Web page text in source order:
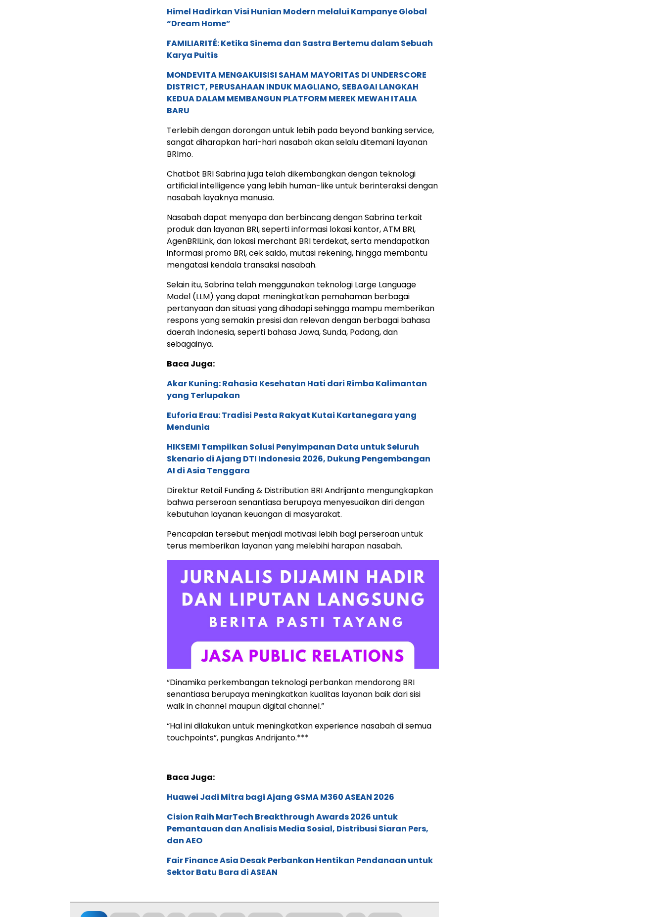
Himel Hadirkan Visi Hunian Modern melalui Kampanye Global
“Dream Home”
FAMILIARITÉ: Ketika Sinema dan Sastra Bertemu dalam Sebuah
Karya Puitis
MONDEVITA MENGAKUISISI SAHAM MAYORITAS DI UNDERSCORE
DISTRICT, PERUSAHAAN INDUK MAGLIANO, SEBAGAI LANGKAH
KEDUA DALAM MEMBANGUN PLATFORM MEREK MEWAH ITALIA
BARU
Terlebih dengan dorongan untuk lebih pada beyond banking service,
sangat diharapkan hari-hari nasabah akan selalu ditemani layanan
BRImo.
Chatbot BRI Sabrina juga telah dikembangkan dengan teknologi
artificial intelligence yang lebih human-like untuk berinteraksi dengan
nasabah layaknya manusia.
Nasabah dapat menyapa dan berbincang dengan Sabrina terkait
produk dan layanan BRI, seperti informasi lokasi kantor, ATM BRI,
AgenBRILink, dan lokasi merchant BRI terdekat, serta mendapatkan
informasi promo BRI, cek saldo, mutasi rekening, hingga membantu
mengatasi kendala transaksi nasabah.
Selain itu, Sabrina telah menggunakan teknologi Large Language
Model (LLM) yang dapat meningkatkan pemahaman berbagai
pertanyaan dan situasi yang dihadapi sehingga mampu memberikan
respons yang semakin presisi dan relevan dengan berbagai bahasa
daerah Indonesia, seperti bahasa Jawa, Sunda, Padang, dan
sebagainya.
Baca Juga:
Akar Kuning: Rahasia Kesehatan Hati dari Rimba Kalimantan
yang Terlupakan
Euforia Erau: Tradisi Pesta Rakyat Kutai Kartanegara yang
Mendunia
HIKSEMI Tampilkan Solusi Penyimpanan Data untuk Seluruh
Skenario di Ajang DTI Indonesia 2026, Dukung Pengembangan
AI di Asia Tenggara
Direktur Retail Funding & Distribution BRI Andrijanto mengungkapkan
bahwa perseroan senantiasa berupaya menyesuaikan diri dengan
kebutuhan layanan keuangan di masyarakat.
Pencapaian tersebut menjadi motivasi lebih bagi perseroan untuk
terus memberikan layanan yang melebihi harapan nasabah.
“Dinamika perkembangan teknologi perbankan mendorong BRI
senantiasa berupaya meningkatkan kualitas layanan baik dari sisi
walk in channel maupun digital channel.”
“Hal ini dilakukan untuk meningkatkan experience nasabah di semua
touchpoints”, pungkas Andrijanto.***
Baca Juga:
Huawei Jadi Mitra bagi Ajang GSMA M360 ASEAN 2026
Cision Raih MarTech Breakthrough Awards 2026 untuk
Pemantauan dan Analisis Media Sosial, Distribusi Siaran Pers,
dan AEO
Fair Finance Asia Desak Perbankan Hentikan Pendanaan untuk
Sektor Batu Bara di ASEAN